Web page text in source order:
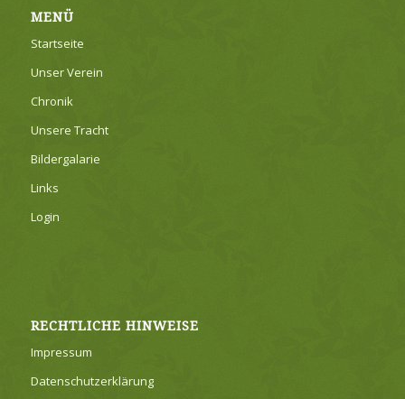
MENÜ
Startseite
Unser Verein
Chronik
Unsere Tracht
Bildergalarie
Links
Login
RECHTLICHE HINWEISE
Impressum
Datenschutzerklärung